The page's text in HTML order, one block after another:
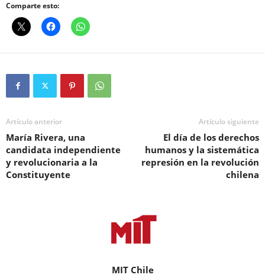
Comparte esto:
Artículo anterior
María Rivera, una
candidata independiente
y revolucionaria a la
Constituyente
Artículo siguiente
El día de los derechos
humanos y la sistemática
represión en la revolución
chilena
MIT Chile